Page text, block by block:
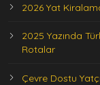
2026 Yat
2025 Yazında
Rotalar
Çevre Dostu